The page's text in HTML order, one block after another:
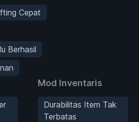
Cepat
Berhasil
Mod Inventaris
Durabilitas Item Tak
Terbatas